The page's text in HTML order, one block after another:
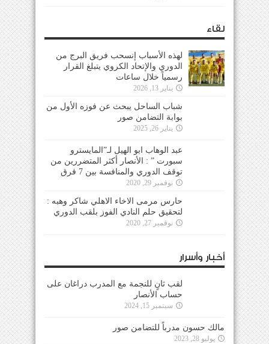
لقاء
لهذه الأسباب إنسحب فريق البرج من
الدوري والإتحاد الكروي يتبلغ القرار
رسمياً خلال ساعات
يناير 13, 2026
شباب الساحل يبحث عن فوزه الأول من
بوابة التضامن صور
يناير 26, 2025
عبد الوهاب ابو الهيل لـ”المايسترو
سبورت ” : الأنصار أكثر المتضررين من
توقف الدوري والمنافسة بين 7 فرق
نوفمبر 29, 2020
حارس مرمى الاخاء الاهلي شاكر وهبه :
لتحقيق حلم النادي الفوز بلقب الدوري
نوفمبر 27, 2020
أخبار وأسرار
لقب ثانٍ للنجمة مع المدرب دراغان على
حساب الأنصار
سبتمبر 15, 2024
مالك حسون مدرباً للتضامن صور
يوليو 28, 2023